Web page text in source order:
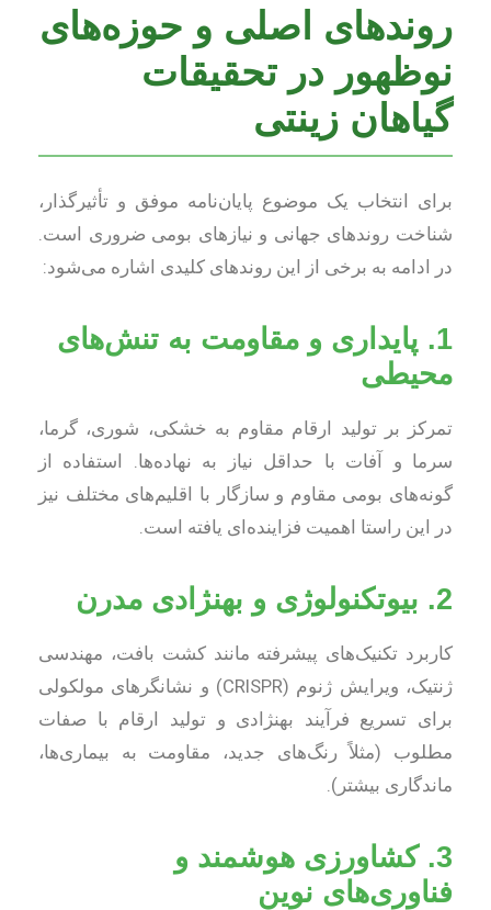
روندهای اصلی و حوزه‌های
نوظهور در تحقیقات
گیاهان زینتی
برای انتخاب یک موضوع پایان‌نامه موفق و تأثیرگذار،
شناخت روندهای جهانی و نیازهای بومی ضروری است.
در ادامه به برخی از این روندهای کلیدی اشاره می‌شود:
1. پایداری و مقاومت به تنش‌های
محیطی
تمرکز بر تولید ارقام مقاوم به خشکی، شوری، گرما،
سرما و آفات با حداقل نیاز به نهاده‌ها. استفاده از
گونه‌های بومی مقاوم و سازگار با اقلیم‌های مختلف نیز
در این راستا اهمیت فزاینده‌ای یافته است.
2. بیوتکنولوژی و بهنژادی مدرن
کاربرد تکنیک‌های پیشرفته مانند کشت بافت، مهندسی
ژنتیک، ویرایش ژنوم (CRISPR) و نشانگرهای مولکولی
برای تسریع فرآیند بهنژادی و تولید ارقام با صفات
مطلوب (مثلاً رنگ‌های جدید، مقاومت به بیماری‌ها،
ماندگاری بیشتر).
3. کشاورزی هوشمند و
فناوری‌های نوین